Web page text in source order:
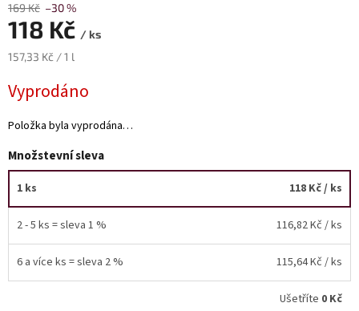
Akční
nabídka
láhve
skladem
Cuvée
Klarety
Vína
jakosti
Víno
podle
169 Kč –30 %
118 Kč / ks
Měrná
157,33 Kč / 1 l
Vyprodáno
Položka byla vyprodána…
Množstevní sleva
1 ks 118 Kč/ ks
2 - 5 ks = sleva 1 % 116,82 Kč / ks
6 a více ks = sleva 2 % 115,64 Kč / ks
Ušetříte 0 Kč